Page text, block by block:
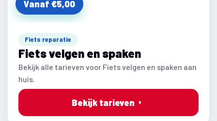
Vanaf €5,00
Fiets reparatie
Fiets velgen en spaken
Bekijk alle tarieven voor Fiets velgen en spaken aan
huis.
Bekijk tarieven